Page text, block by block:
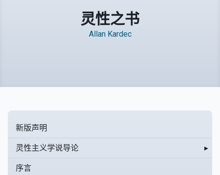
灵性之书
Allan Kardec
新版声明
灵性主义学说导论 ▸
序言